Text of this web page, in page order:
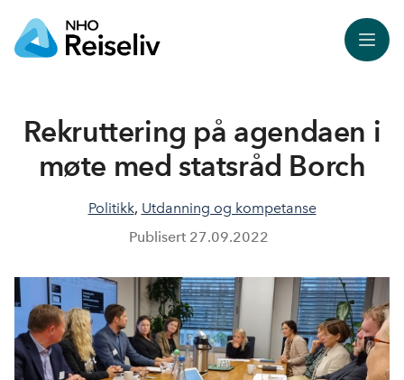
Meny
Rekruttering på agendaen i
møte med statsråd Borch
Politikk, Utdanning og kompetanse
Publisert 27.09.2022